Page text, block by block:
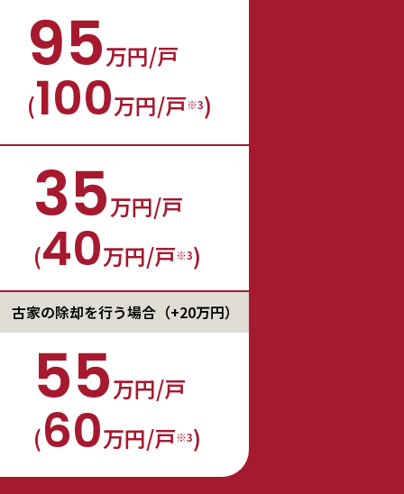
95万円/戸
(100万円/戸※3)
35万円/戸
(40万円/戸※3)
古家の除却を行う場合（+20万円）
55万円/戸
(60万円/戸※3)